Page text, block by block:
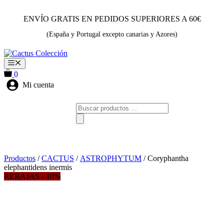
ENVÍO GRATIS EN PEDIDOS SUPERIORES A 60€
(España y Portugal excepto canarias y Azores)
Menú
0
Mi cuenta
Búsqueda
de
productos
Productos /CACTUS / ASTROPHYTUM / Coryphantha
elephantidens inermis
REBAJAS - 10%